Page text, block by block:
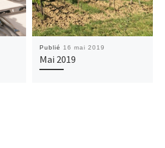
Publié 16 mai 2019
Mai 2019